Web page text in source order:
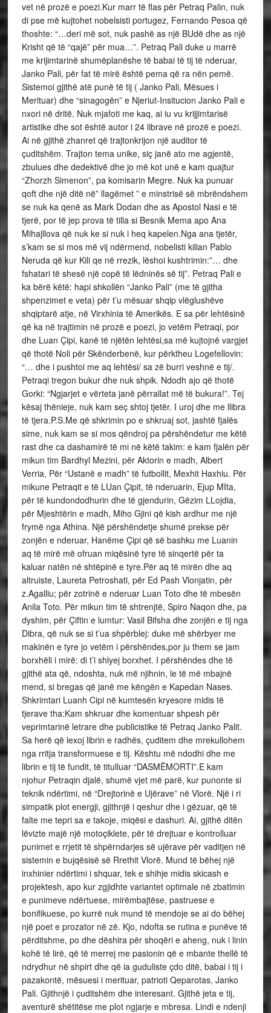
vet në prozë e poezi.Kur marr të flas për Petraq Palin, nuk
di pse më kujtohet nobelsisti portugez, Fernando Pesoa që
thoshte: “…deri më sot, nuk pashë as një BUdë dhe as një
Krisht që të “qajë” për mua…”. Petraq Pali duke u marrë
me krijimtarinë shumëplanëshe të babai të tij të nderuar,
Janko Pali, për fat të mirë është pema që ra nën pemë.
Sistemoi gjithë atë punë të tij ( Janko Pali, Mësues i
Merituar) dhe “sinagogën” e Njeriut-Insitucion Janko Pali e
nxori në dritë. Nuk mjafoti me kaq, ai iu vu krijjimtarisë
artistike dhe sot është autor i 24 librave në prozë e poezi.
Ai në gjithë zhanret që trajtonkrijon një auditor të
çuditshëm. Trajton tema unike, siç janë ato me agjentë,
zbulues dhe dedektivë dhe jo më kot unë e kam quajtur
“Zhorzh Simenon”, pa komisarin Megre. Nuk ka punuar
qoft dhe një ditë në” llagëmet ” e minstrisë së mbrëndshem
se nuk ka qenë as Mark Dodan dhe as Apostol Nasi e të
tjerë, por të jep prova të tilla si Besnik Mema apo Ana
Mihajllova që nuk ke si nuk i heq kapelen.Nga ana tjetër,
s’kam se si mos më vij ndërmend, nobelisti kilian Pablo
Neruda që kur Kili qe në rrezik, lëshoi kushtrimin:”… dhe
fshatari të shesë një copë të lëdninës së tij”. Petraq Pali e
ka bërë këtë: hapi shkollën “Janko Pali” (me të gjitha
shpenzimet e veta) për t’u mësuar shqip vlëglushëve
shqiptarë atje, në Virxhinia të Amerikës. E sa për lehtësinë
që ka në trajtimin në prozë e poezi, jo vetëm Petraqi, por
dhe Luan Çipi, kanë të njëtën lehtësi,sa më kujtojnë vargjet
që thotë Noli për Skënderbenë, kur përktheu Logefellovin:
“… dhe i pushtoi me aq lehtësi/ sa zë burri veshnë e tij/.
Petraqi tregon bukur dhe nuk shpik. Ndodh ajo që thotë
Gorki: “Ngjarjet e vërteta janë përrallat më të bukura!”. Tej
kësaj thënieje, nuk kam seç shtoj tjetër. I uroj dhe me llibra
të tjera.P.S.Me që shkrimin po e shkruaj sot, jashtë fjalës
sime, nuk kam se si mos qëndroj pa përshëndetur me këtë
rast dhe ca dashamirë të mi në këtë takim: e kam fjalën për
mikun tim Bardhyl Mezini, për Aktorin e madh, Albert
Verria, Për “Ustanë e madh” të futbollit, Mexhit Haxhiu. Për
mikune Petraqit e të LUan Çipit, të nderuarin, Ejup MIta,
për të kundondodhurin dhe të gjendurin, Gëzim LLojdia,
për Mjeshtërin e madh, Miho Gjini që kish ardhur me një
frymë nga Athina. Një përshëndetje shumë prekse për
zonjën e nderuar, Hanëme Çipi që së bashku me Luanin
aq të mirë më ofruan miqësinë tyre të sinqertë për ta
kaluar natën në shtëpinë e tyre.Për aq të mirën dhe aq
altruiste, Laureta Petroshati, për Ed Pash Vlonjatin, për
z.Agalliu; për zotrinë e nderuar Luan Toto dhe të mbesën
Anila Toto. Për mikun tim të shtrenjtë, Spiro Naqon dhe, pa
dyshim, për Çiftin e lumtur: Vasil Bifsha dhe zonjën e tij nga
Dibra, që nuk se si t’ua shpërblej: duke më shërbyer me
makinën e tyre jo vetëm i përshëndes,por ju them se jam
borxhëli i mirë: di t’i shlyej borxhet. I përshëndes dhe të
gjithë ata që, ndoshta, nuk më njihnin, le të më mbajnë
mend, si bregas që janë me këngën e Kapedan Nases.
Shkrimtari Luanh Cipi në kumtesën kryesore midis të
tjerave tha:Kam shkruar dhe komentuar shpesh për
veprimtarinë letrare dhe publicistike të Petraq Janko Palit.
Sa herë që lexoj librin e radhës, çuditem dhe mrekullohem
nga rritja transformuese e tij. Kështu më ndodhi dhe me
librin e tij të fundit, të titulluar “DASMËMORTI”.E kam
njohur Petraqin djalë, shumë vjet më parë, kur punonte si
teknik ndërtimi, në “Drejtorinë e Ujërave” në Vlorë. Një i ri
simpatik plot energji, gjithnjë i qeshur dhe i gëzuar, që të
falte me tepri sa e takoje, miqësi e dashuri. Ai, gjithë ditën
lëvizte majë një motoçiklete, për të drejtuar e kontrolluar
punimet e rrjetit të shpërndarjes së ujërave për vaditjen në
sistemin e bujqësisë së Rrethit Vlorë. Mund të bëhej një
inxhinier ndërtimi i shquar, tek e shihje midis skicash e
projektesh, apo kur zgjidhte variantet optimale në zbatimin
e punimeve ndërtuese, mirëmbajtëse, pastruese e
bonifikuese, po kurrë nuk mund të mendoje se ai do bëhej
një poet e prozator në zë. Kjo, ndofta se rutina e punëve të
përditshme, po dhe dëshira për shoqëri e aheng, nuk i linin
kohë të lirë, që të merrej me pasionin që e mbante thellë të
ndrydhur në shpirt dhe që ia guduliste çdo ditë, babai i tij i
pazakontë, mësuesi i merituar, patrioti Qeparotas, Janko
Pali. Gjithnjë i çuditshëm dhe interesant. Gjithë jeta e tij,
aventurë shëtitëse me plot ngjarje e mbresa. Lindi e ndenji